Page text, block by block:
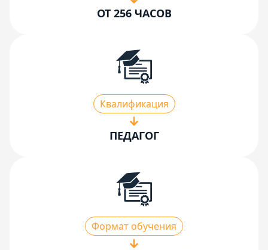
ОТ 256 ЧАСОВ
Квалификация
ПЕДАГОГ
Формат обучения